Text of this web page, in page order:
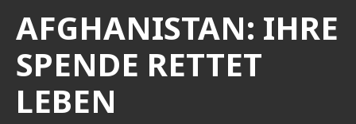
AFGHANISTAN: IHRE
SPENDE RETTET
LEBEN